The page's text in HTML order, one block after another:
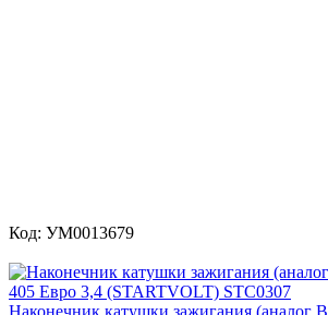
Код: УМ0013679
Наконечник катушки зажигания (аналог